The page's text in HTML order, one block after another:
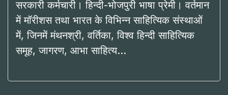
सरकारी कर्मचारी। हिन्दी-भोजपुरी भाषा प्रेमी। वर्तमान
में मॉरीशस तथा भारत के विभिन्न साहित्यिक संस्थाओं
में, जिनमें मंथनश्री, वर्तिका, विश्व हिन्दी साहित्यिक
समूह, जागरण, आभा साहित्य…